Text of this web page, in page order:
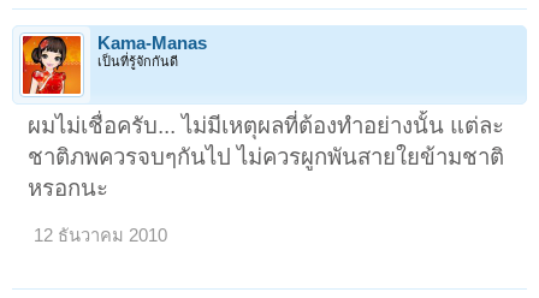
Kama-Manas
เป็นที่รู้จักกันดี
ผมไม่เชื่อครับ... ไม่มีเหตุผลที่ต้องทำอย่างนั้น แต่ละ
ชาติภพควรจบๆกันไป ไม่ควรผูกพันสายใยข้ามชาติ
หรอกนะ
12 ธันวาคม 2010